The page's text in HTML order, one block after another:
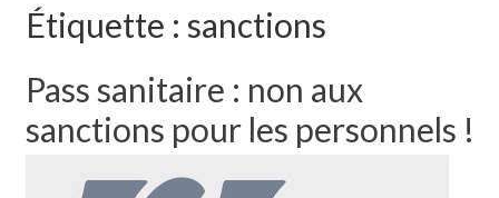
Étiquette : sanctions
Pass sanitaire : non aux
sanctions pour les personnels !